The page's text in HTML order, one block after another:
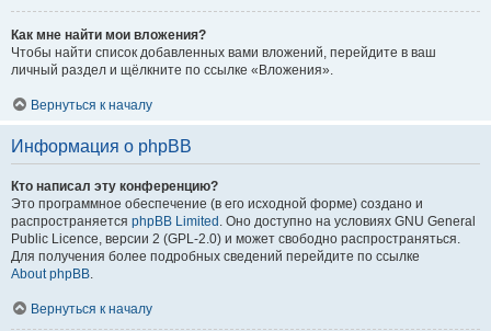
Как мне найти мои вложения?
Чтобы найти список добавленных вами вложений, перейдите в ваш
личный раздел и щёлкните по ссылке «Вложения».
Вернуться к началу
Информация о phpBB
Кто написал эту конференцию?
Это программное обеспечение (в его исходной форме) создано и
распространяется phpBB Limited . Оно доступно на условиях GNU General
Public Licence, версии 2 (GPL-2.0) и может свободно распространяться.
Для получения более подробных сведений перейдите по ссылке
About phpBB.
Вернуться к началу